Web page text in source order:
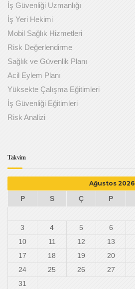
İş Güvenliği Uzmanlığı
İş Yeri Hekimi
Mobil Sağlık Hizmetleri
Risk Değerlendirme
Sağlık ve Güvenlik Planı
Acil Eylem Planı
Yüksekte Çalışma Eğitimleri
İş Güvenliği Eğitimleri
Risk Analizi
Takvim
Ağustos 2026
P S Ç P
3
4 5 6
10
11 12 13
17
18 19 20
24
25 26 27
31